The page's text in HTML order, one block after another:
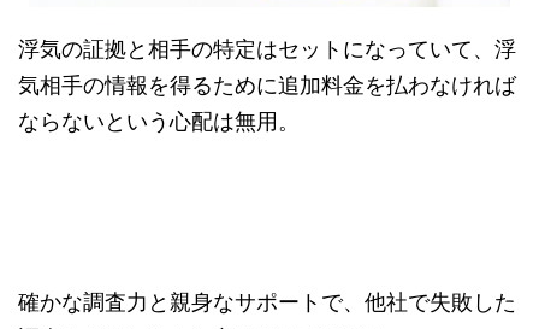
浮気の証拠と相手の特定はセットになっていて、浮
気相手の情報を得るために追加料金を払わなければ
ならないという心配は無用。
確かな調査力と親身なサポートで、他社で失敗した